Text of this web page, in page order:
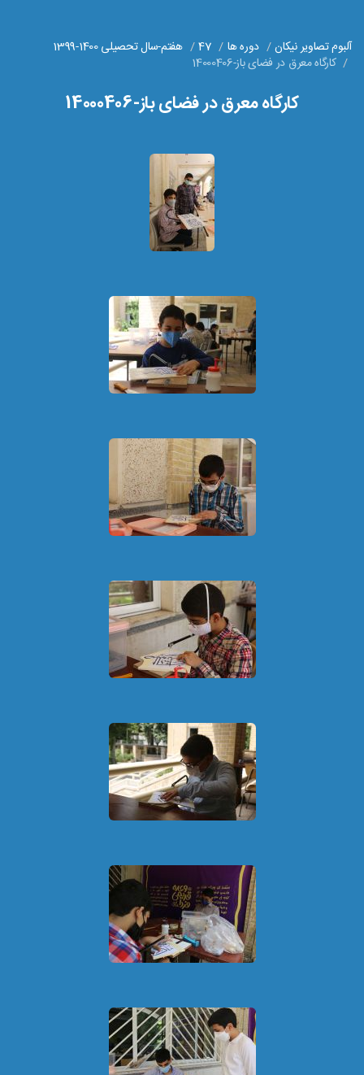
آلبوم تصاویر نیکان دوره ها 47
هفتم-سال تحصیلی 1400-1399
کارگاه معرق در فضای باز-14000406
کارگاه معرق در فضای باز-14000406